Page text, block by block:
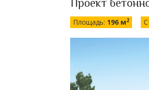
Проект
Площадь: 196 м2